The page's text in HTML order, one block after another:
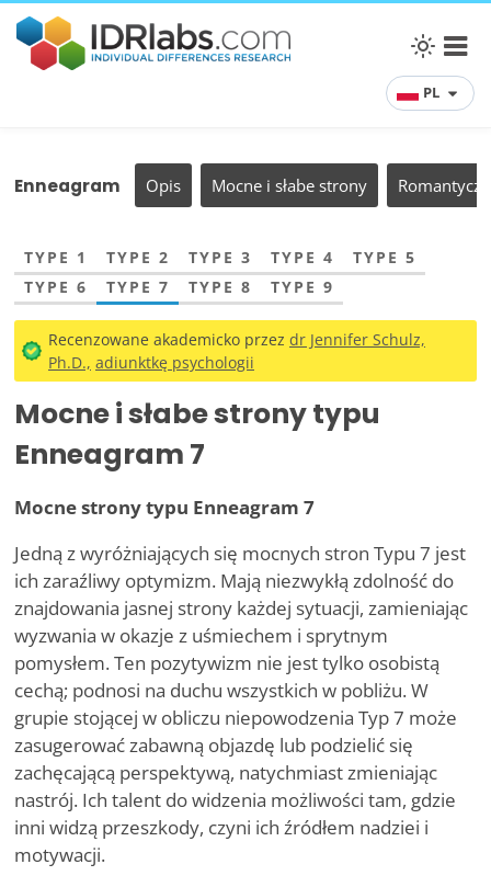
PL
Enneagram Opis Mocne i słabe strony
TYPE 1 TYPE 2 TYPE 3 TYPE 4
TYPE 5
TYPE 6
TYPE 7 TYPE 8 TYPE 9
Recenzowane akademicko przez dr Jennifer Schulz,
Ph.D., adiunktkę psychologii
Mocne i słabe strony typu
Enneagram 7
Mocne strony typu Enneagram 7
Jedną z wyróżniających się mocnych stron Typu 7 jest
ich zaraźliwy optymizm. Mają niezwykłą zdolność do
znajdowania jasnej strony każdej sytuacji, zamieniając
wyzwania w okazje z uśmiechem i sprytnym
pomysłem. Ten pozytywizm nie jest tylko osobistą
cechą; podnosi na duchu wszystkich w pobliżu. W
grupie stojącej w obliczu niepowodzenia Typ 7 może
zasugerować zabawną objazdę lub podzielić się
zachęcającą perspektywą, natychmiast zmieniając
nastrój. Ich talent do widzenia możliwości tam, gdzie
inni widzą przeszkody, czyni ich źródłem nadziei i
motywacji.